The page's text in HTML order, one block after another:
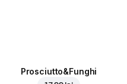
Prosciutto&Funghi